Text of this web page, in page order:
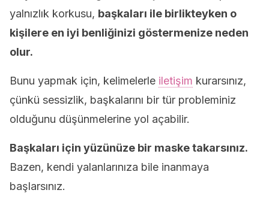
yalnızlık korkusu, başkaları ile birlikteyken o
kişilere en iyi benliğinizi göstermenize neden
olur.
Bunu yapmak için, kelimelerle iletişim kurarsınız,
çünkü sessizlik, başkalarını bir tür probleminiz
olduğunu düşünmelerine yol açabilir.
Başkaları için yüzünüze bir maske takarsınız.
Bazen, kendi yalanlarınıza bile inanmaya
başlarsınız.